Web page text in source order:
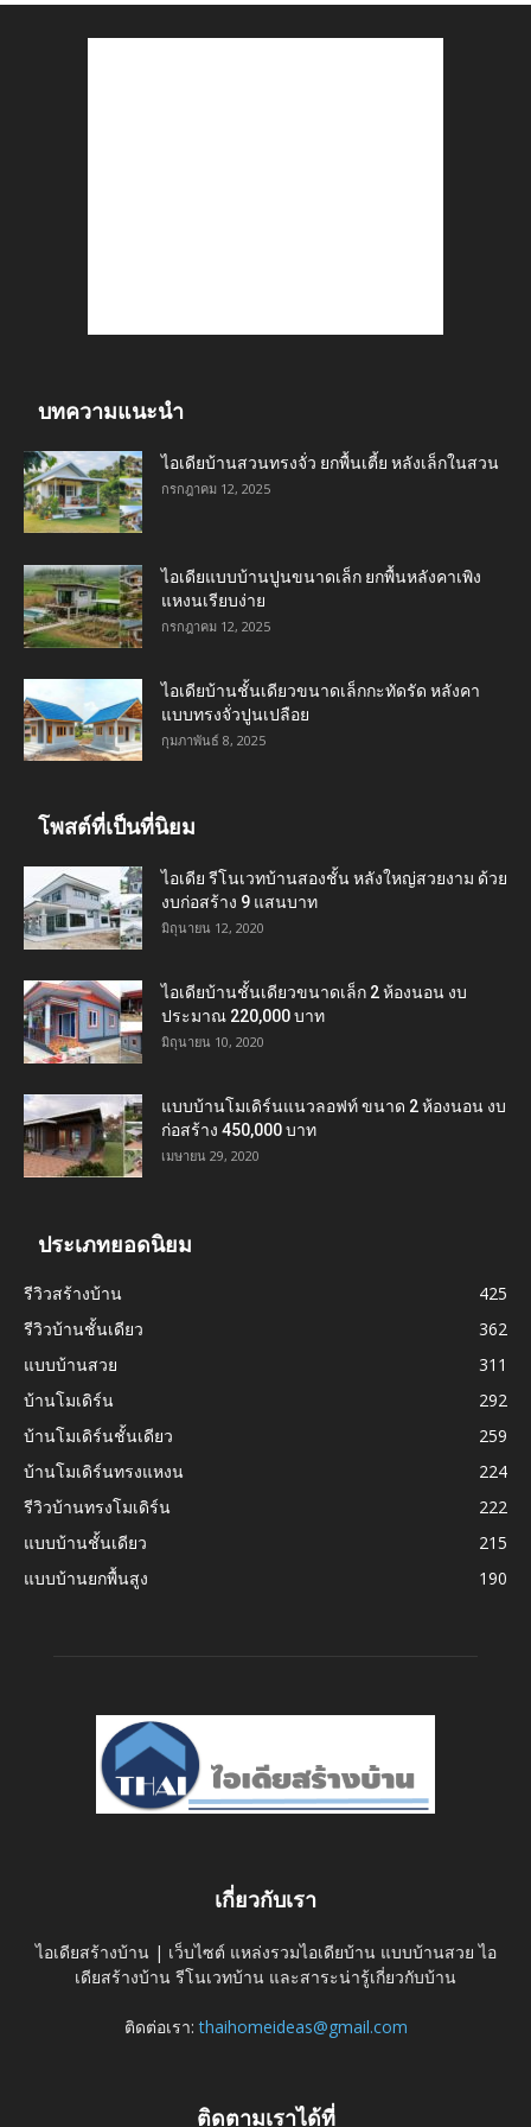
บทความแนะนำ
ไอเดียบ้านสวนทรงจั่ว ยกพื้นเตี้ย หลังเล็กในสวน
กรกฎาคม 12, 2025
ไอเดียแบบบ้านปูนขนาดเล็ก ยกพื้นหลังคาเพิง
แหงนเรียบง่าย
กรกฎาคม 12, 2025
ไอเดียบ้านชั้นเดียวขนาดเล็กกะทัดรัด หลังคา
แบบทรงจั่วปูนเปลือย
กุมภาพันธ์ 8, 2025
โพสต์ที่เป็นที่นิยม
ไอเดีย รีโนเวทบ้านสองชั้น หลังใหญ่สวยงาม ด้วย
งบก่อสร้าง 9 แสนบาท
มิถุนายน 12, 2020
ไอเดียบ้านชั้นเดียวขนาดเล็ก 2 ห้องนอน งบ
ประมาณ 220,000 บาท
มิถุนายน 10, 2020
แบบบ้านโมเดิร์นแนวลอฟท์ ขนาด 2 ห้องนอน งบ
ก่อสร้าง 450,000 บาท
เมษายน 29, 2020
ประเภทยอดนิยม
รีวิวสร้างบ้าน
425
รีวิวบ้านชั้นเดียว
362
แบบบ้านสวย
311
บ้านโมเดิร์น
292
บ้านโมเดิร์นชั้นเดียว
259
บ้านโมเดิร์นทรงแหงน
224
รีวิวบ้านทรงโมเดิร์น
222
แบบบ้านชั้นเดียว
215
แบบบ้านยกพื้นสูง
190
เกี่ยวกับเรา
ไอเดียสร้างบ้าน | เว็บไซต์ แหล่งรวมไอเดียบ้าน แบบบ้านสวย ไอ
เดียสร้างบ้าน รีโนเวทบ้าน และสาระน่ารู้เกี่ยวกับบ้าน
ติดต่อเรา:thaihomeideas@gmail.com
ติดตามเราได้ที่